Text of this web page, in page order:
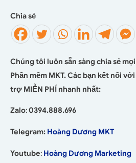
Chia sẻ
Chúng tôi luôn sẵn sàng chia sẻ
Phần mềm MKT. Các bạn kết nối
trợ MIỄN PHÍ nhanh nhất:
Zalo:0394.888.696
Telegram: Hoàng Dương MKT
Youtube: Hoàng Dương Marketing